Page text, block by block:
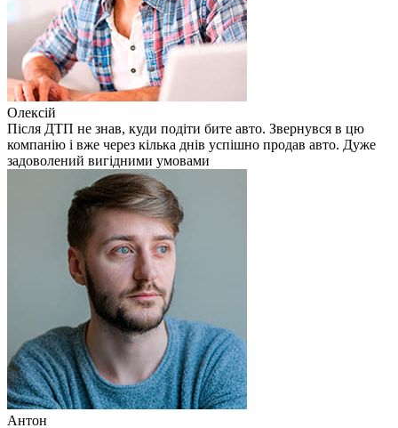
Олексій
Після ДТП не знав, куди подіти бите авто. Звернувся в цю
компанію і вже через кілька днів успішно продав авто. Дуже
задоволений вигідними умовами
Антон